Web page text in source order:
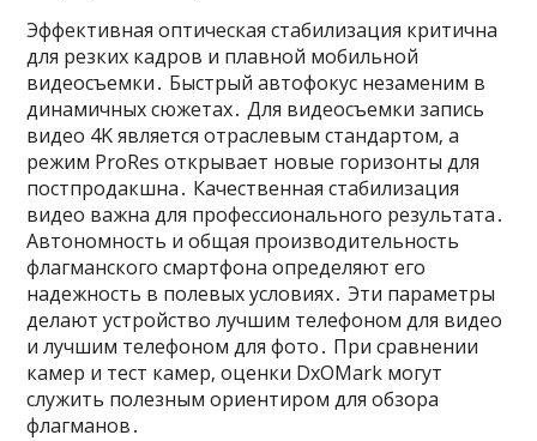
Эффективная оптическая стабилизация критична
для резких кадров и плавной мобильной
видеосъемки․ Быстрый автофокус незаменим в
динамичных сюжетах․ Для видеосъемки запись
видео 4K является отраслевым стандартом‚ а
режим ProRes открывает новые горизонты для
постпродакшна․ Качественная стабилизация
видео важна для профессионального результата․
Автономность и общая производительность
флагманского смартфона определяют его
надежность в полевых условиях․ Эти параметры
делают устройство лучшим телефоном для видео
и лучшим телефоном для фото․ При сравнении
камер и тест камер‚ оценки DxOMark могут
служить полезным ориентиром для обзора
флагманов․